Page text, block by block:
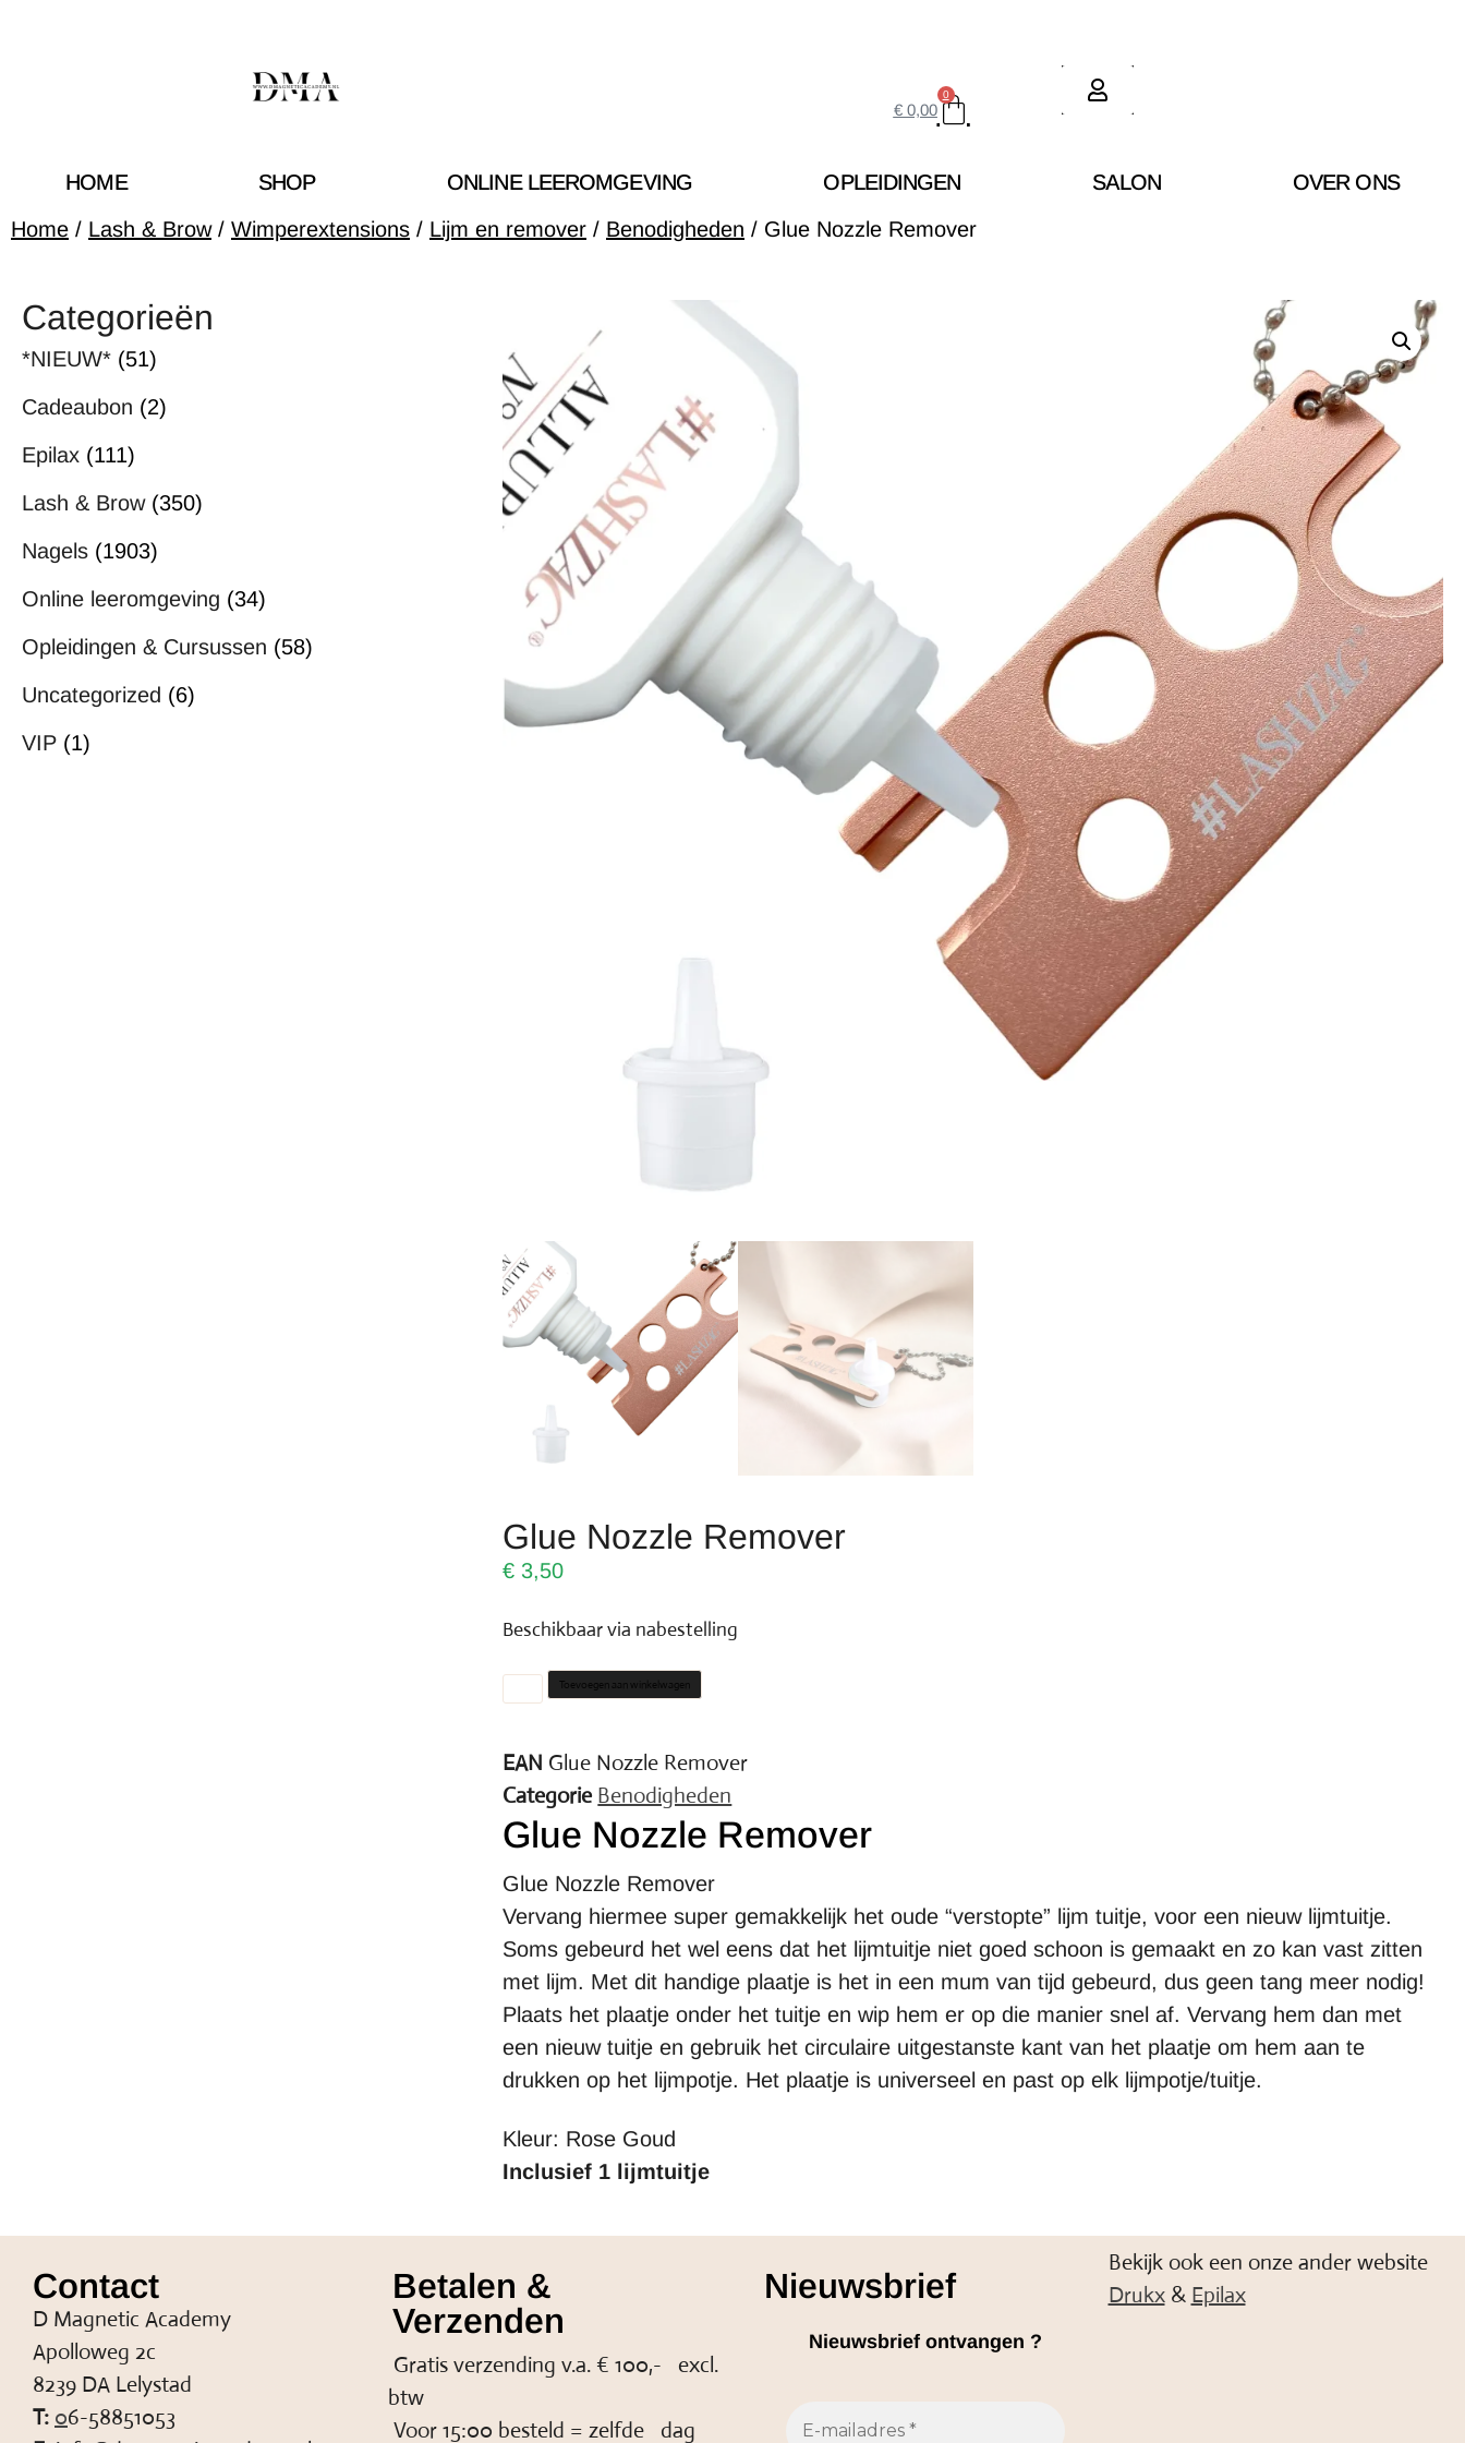
€0,00
0
HOME SHOP ONLINE LEEROMGEVING OPLEIDINGEN SALON
OVER ONS
Home / Lash & Brow/ Wimperextensions / Lijm en remover / Benodigheden / Glue Nozzle Remover
Categorieën
*NIEUW* (51)
Cadeaubon (2)
Epilax (111)
Lash & Brow (350)
Nagels (1903)
Online leeromgeving (34)
Opleidingen & Cursussen (58)
Uncategorized (6)
VIP (1)
Glue Nozzle Remover
€ 3,50
Beschikbaar via nabestelling
Toevoegen aan winkelwagen
EAN Glue Nozzle Remover
Categorie Benodigheden
Glue Nozzle Remover
Glue Nozzle Remover
Vervang hiermee super gemakkelijk het oude “verstopte” lijm tuitje, voor een nieuw lijmtuitje.
Soms gebeurd het wel eens dat het lijmtuitje niet goed schoon is gemaakt en zo kan vast zitten
met lijm. Met dit handige plaatje is het in een mum van tijd gebeurd, dus geen tang meer nodig!
Plaats het plaatje onder het tuitje en wip hem er op die manier snel af. Vervang hem dan met
een nieuw tuitje en gebruik het circulaire uitgestanste kant van het plaatje om hem aan te
drukken op het lijmpotje. Het plaatje is universeel en past op elk lijmpotje/tuitje.
Kleur: Rose Goud
Inclusief 1 lijmtuitje
Contact
D Magnetic Academy
Apolloweg 2c
8239 DA Lelystad
T: 06-58851053
Betalen &
Verzenden
Gratis verzending v.a. € 100,- excl.
btw
Voor 15:00 besteld = zelfde dag
Nieuwsbrief
Nieuwsbrief ontvangen ?
Bekijk ook een onze ander website
Drukx& Epilax